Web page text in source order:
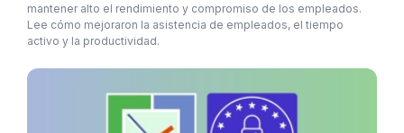
mantener alto el rendimiento y compromiso de los empleados.
Lee cómo mejoraron la asistencia de empleados, el tiempo
activo y la productividad.